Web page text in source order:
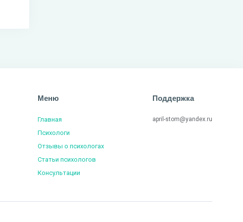
Меню
Главная
Психологи
Отзывы о психологах
Статьи психологов
Консультации
Поддержка
april-stom@yandex.ru